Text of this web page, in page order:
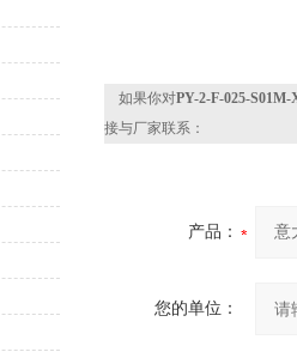
如果你对PY-2-F-025-
接与厂家联系：
产品：
您的单位：